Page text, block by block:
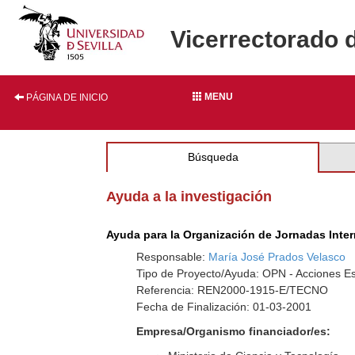
Vicerrectorado
PÁGINA DE INICIO MENU
Búsqueda
Ayuda a la investigación
Ayuda para la Organización de Jornadas
Responsable: María José Prados Velasco
Tipo de Proyecto/Ayuda: OPN - Acciones
Referencia: REN2000-1915-E/TECNO
Fecha de Finalización: 01-03-2001
Empresa/Organismo financiador/es: